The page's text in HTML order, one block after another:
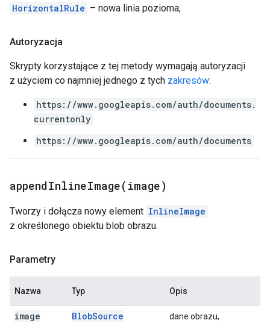
HorizontalRule – nowa linia pozioma;
Autoryzacja
Skrypty korzystające z tej metody wymagają autoryzacji
z użyciem co najmniej jednego z tych zakresów:
https://www.googleapis.com/auth/documents.
currentonly
https://www.googleapis.com/auth/documents
appendInlineImage( image)
Tworzy i dołącza nowy element InlineImage
z określonego obiektu blob obrazu.
Parametry
Nazwa Typ Opis
image BlobSource dane obrazu,